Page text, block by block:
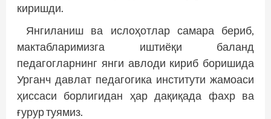
киришди.
Янгиланиш ва ислоҳотлар самара бериб,
мактабларимизга иштиёқи баланд
педагогларнинг янги авлоди кириб боришида
Урганч давлат педагогика институти жамоаси
ҳиссаси борлигидан ҳар дақиқада фахр ва
ғурур туямиз.